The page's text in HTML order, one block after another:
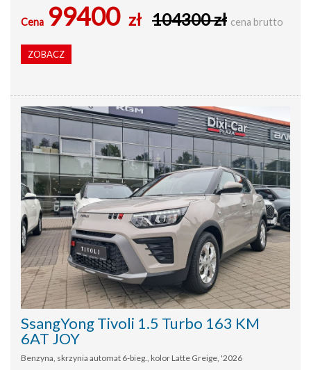
Cena 99400 zł 104300 zł cena brutto
ZOBACZ
SsangYong Tivoli 1.5 Turbo 163 KM
6AT JOY
Benzyna, skrzynia automat 6-bieg., kolor Latte Greige, '2026